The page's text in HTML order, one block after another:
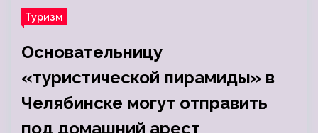
Туризм
Основательницу
«туристической пирамиды» в
Челябинске могут отправить
под домашний арест